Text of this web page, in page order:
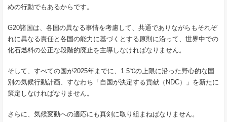
めの行動でもあるからです。
G20諸国は、各国の異なる事情を考慮して、共通でありながらもそれぞ
れに異なる責任と各国の能力に基づくとする原則に沿って、世界中での
化石燃料の公正な段階的廃止を主導しなければなりません。
そして、すべての国が2025年までに、1.5℃の上限に沿った野心的な国
別の気候行動計画、すなわち「自国が決定する貢献（NDC）」を新たに
策定しなければなりません。
さらに、気候変動への適応にも真剣に取り組まねばなりません。